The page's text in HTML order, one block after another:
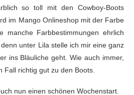
so toll mit den Cowboy-Boots
im Mango Onlineshop mit der Farbe
manche Farbbestimmungen ehrlich
unter Lila stelle ich mir eine ganz
ins Bläuliche geht. Wie auch immer,
Fall richtig gut zu den Boots.
nun einen schönen Wochenstart.